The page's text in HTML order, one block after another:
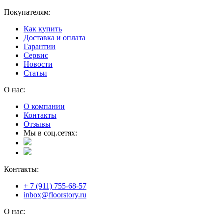
Покупателям:
Как купить
Доставка и оплата
Гарантии
Сервис
Новости
Статьи
О нас:
О компании
Контакты
Отзывы
Мы в соц.сетях:
Контакты:
+ 7 (911) 755-68-57
inbox@floorstory.ru
О нас: